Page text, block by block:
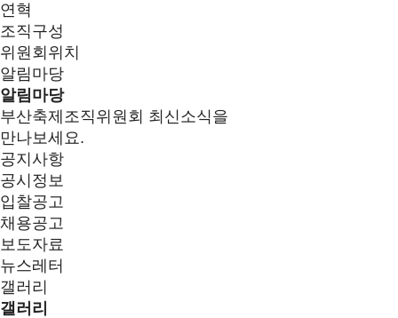
연혁
조직구성
위원회위치
알림마당
알림마당
부산축제조직위원회 최신소식을
만나보세요.
공지사항
공시정보
입찰공고
채용공고
보도자료
뉴스레터
갤러리
갤러리